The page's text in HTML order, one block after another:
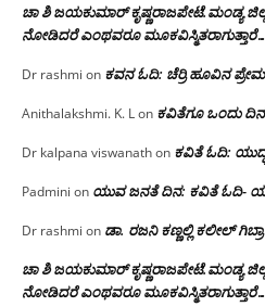
ಚಾ ಶಿ ಜಯಕುಮಾರ್ ಕೃಷ್ಣರಾಜಪೇಟೆ.ಮಂಡ್ಯ
ನೋಡಿದರೆ ಎಂಥವರೂ ಮೂಕವಿಸ್ಮಿತರಾಗುತ್ತಾರೆ…
Dr rashmi on ಕವನ ಓದಿ: ಚೆರ್ರಿ ಹೂವಿನ
Anithalakshmi. K. Lon ಕವಿತೆಗೂ ಒಂದು ದಿನ
Dr kalpana viswanathon ಕವಿತೆ ಓದಿ:
Padmini on ಯುವ ಜನತೆ ದಿನ: ಕವಿತೆ ಓದಿ-
Dr rashmi on ಡಾ. ರಜನಿ‌ ಕಣ್ಣಲ್ಲಿ ಕಲೀಲ್
ಚಾ ಶಿ ಜಯಕುಮಾರ್ ಕೃಷ್ಣರಾಜಪೇಟೆ.ಮಂಡ್ಯ
ನೋಡಿದರೆ ಎಂಥವರೂ ಮೂಕವಿಸ್ಮಿತರಾಗುತ್ತಾರೆ…